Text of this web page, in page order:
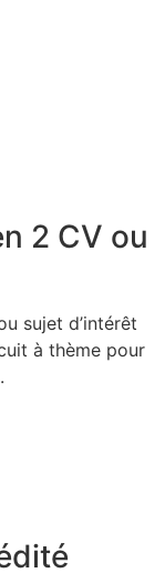
2 CV ou
sujet d’intérêt
à thème pour